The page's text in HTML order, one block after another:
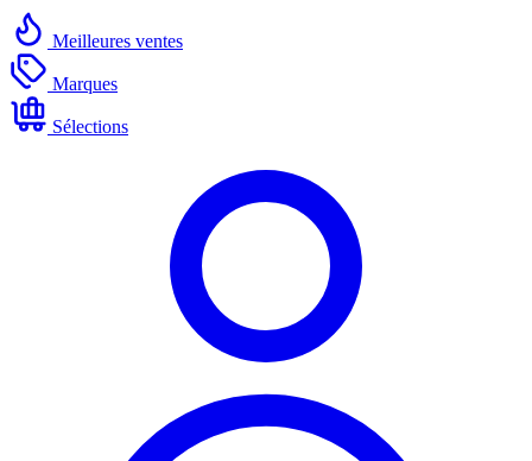
Meilleures ventes
Marques
Sélections